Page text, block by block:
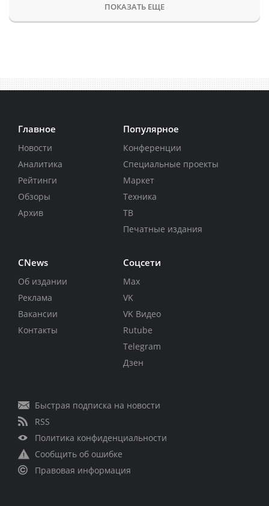
ПОКАЗАТЬ ЕЩЕ
Главное
Новости
Аналитика
Рейтинги
Обзоры
Архив
Популярное
Конференции
Специальные проекты
Маркет
Техника
ТВ
Печатные издания
CNews
Об издании
Реклама
Вакансии
Контакты
Соцсети
Max
VK
VK Видео
Rutube
Telegram
Дзен
Быстрая подписка на новости
RSS
Политика конфиденциальности
Сообщить об ошибке
Правовая информация